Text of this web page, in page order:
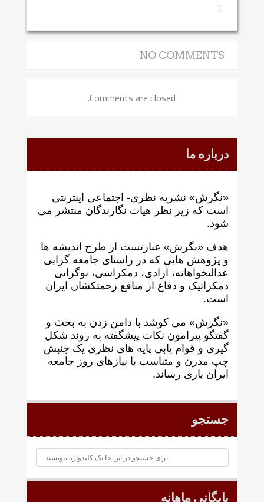
NO COMMENTS
Comments are closed.
درباره ما
«نگرش» نشریه نظری- اجتماعی اینترنتی
است که زير نظر هيات نگارندگان منتشر می
شود.
هدف «نگرش» عبارتست از طرح انديشه ها
و پژوهش هايی که در راستای جامعه گرايی
عدالتخواهانه، آزادی، دمکراسی، نوگرايی
دمکراتيک و دفاع از منافع زحمتکشان ايران
است.
«نگرش» می کوشد با دامن زدن به بحث و
گفتگو پيرامون نکات پیشگفته به روند شکل
گيری و قوام يابی پايه های نظری يک جنبش
چپ مدرن و متناسب با نيازهای روز جامعه
ايران ياری رساند.
جستجو
بایگانی ماهانه